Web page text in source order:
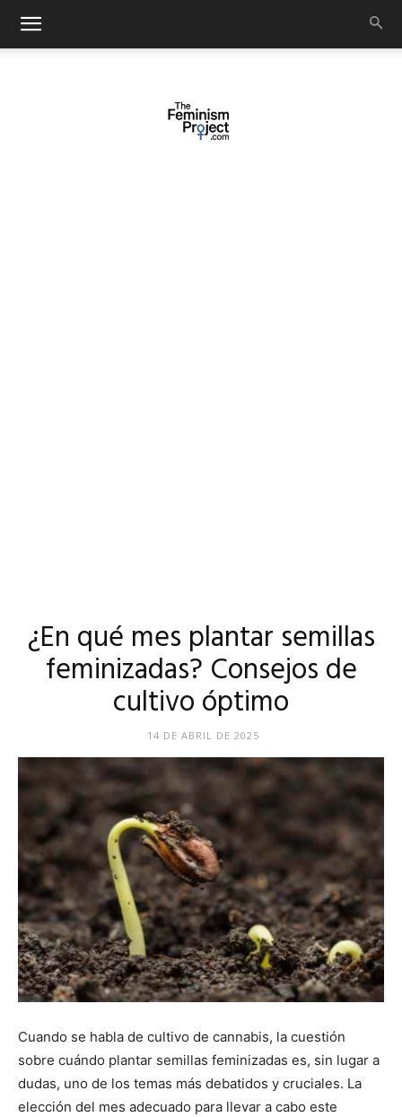
¿En qué mes plantar semillas
feminizadas? Consejos de
cultivo óptimo
14 DE ABRIL DE 2025
Cuando se habla de cultivo de cannabis, la cuestión
sobre cuándo plantar semillas feminizadas es, sin lugar a
dudas, uno de los temas más debatidos y cruciales. La
elección del mes adecuado para llevar a cabo este